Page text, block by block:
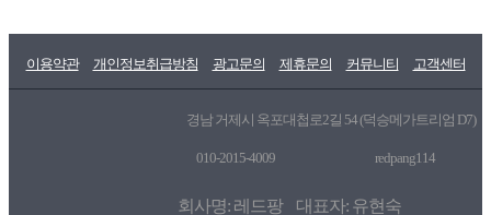
이용약관 개인정보취급방침 광고문의 제휴문의 커뮤니티 고객센터
경남 거제시 옥포대첩로2길 54 (덕승메가트리엄 D7)
010-2015-4009 redpang114
회사명: 레드팡 대표자: 유현숙